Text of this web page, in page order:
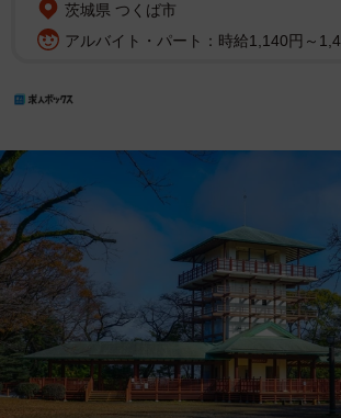
茨城県 つくば市
アルバイト・パート：時給1,140円～